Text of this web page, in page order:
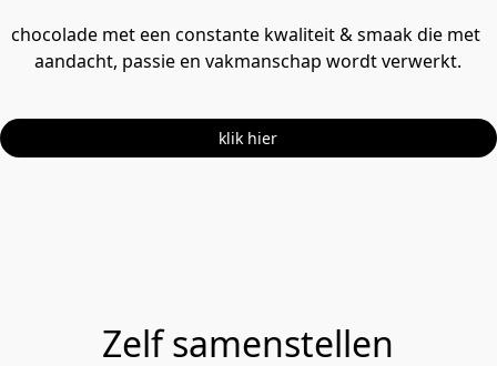
chocolade met een constante kwaliteit & smaak die met
aandacht, passie en vakmanschap wordt verwerkt.
klik hier
Zelf samenstellen